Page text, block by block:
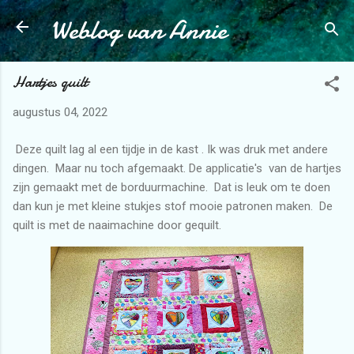
Doorgaan naar hoofdcontent
Weblog van Annie
Hartjes quilt
augustus 04, 2022
Deze quilt lag al een tijdje in de kast . Ik was druk met andere
dingen. Maar nu toch afgemaakt. De applicatie's van de hartjes
zijn gemaakt met de borduurmachine. Dat is leuk om te doen
dan kun je met kleine stukjes stof mooie patronen maken. De
quilt is met de naaimachine door gequilt.